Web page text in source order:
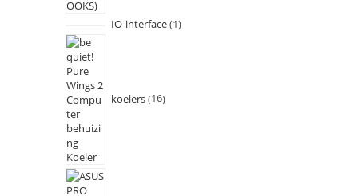
IO-interface 1
koelers 16